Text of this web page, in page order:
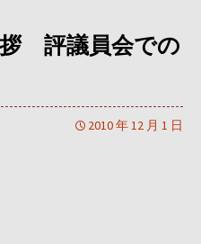
拶 評議員会での
2010 年 12 月 1 日